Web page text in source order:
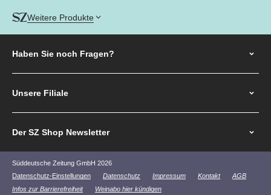
Weitere Produkte
Haben Sie noch Fragen?
Unsere Filiale
Der SZ Shop Newsletter
Süddeutsche Zeitung GmbH 2026
Datenschutz-Einstellungen
Datenschutz Impressum Kontakt
AGB
Infos zur Barrierefreiheit
Weinabo hier kündigen